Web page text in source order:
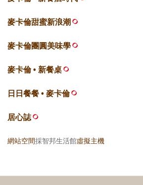
麥卡倫甜蜜新浪潮
麥卡倫團圓美味學
麥卡倫 • 新餐桌
日日餐餐 • 麥卡倫
居心誌
網站空間採智邦生活館虛擬主機